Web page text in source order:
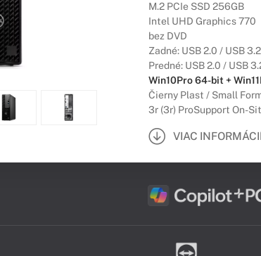
M.2 PCIe SSD 256GB
Intel UHD Graphics 770
bez DVD
Zadné: USB 2.0 / USB
Predné: USB 2.0 / USB
Win10Pro 64-bit +
Čierny Plast / Small
3r (3r) ProSupport On-
VIAC